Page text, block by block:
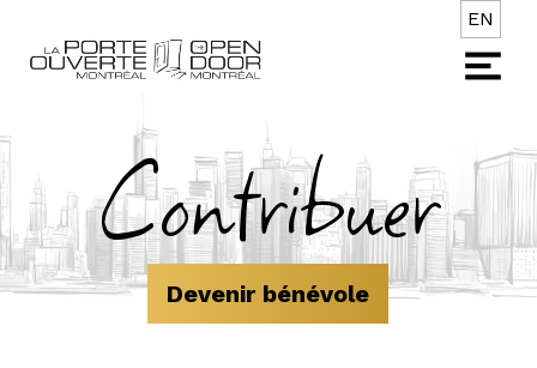
EN
Contribuer
Devenir bénévole